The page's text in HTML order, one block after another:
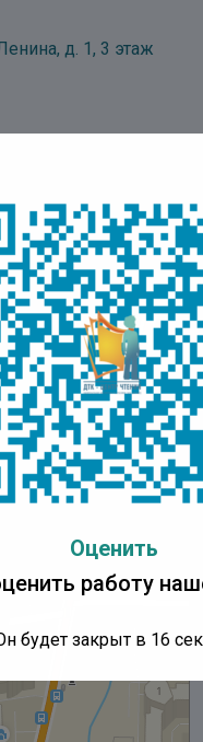
д. 1, 3 этаж
день
Оценить
работу
будет закрыт в 16